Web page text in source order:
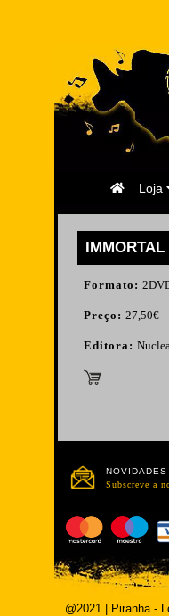
Loja
Página
IMMORTAL
Formato:
Preço: 27,50€
Editora:
Subscreve a
@2021 | Piranha -